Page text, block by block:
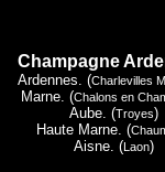
Champagne
Ardennes. (Charlevilles
Marne. (Chalons en
Aube. (Troyes)
Haute Marne. (
Aisne. (Laon)